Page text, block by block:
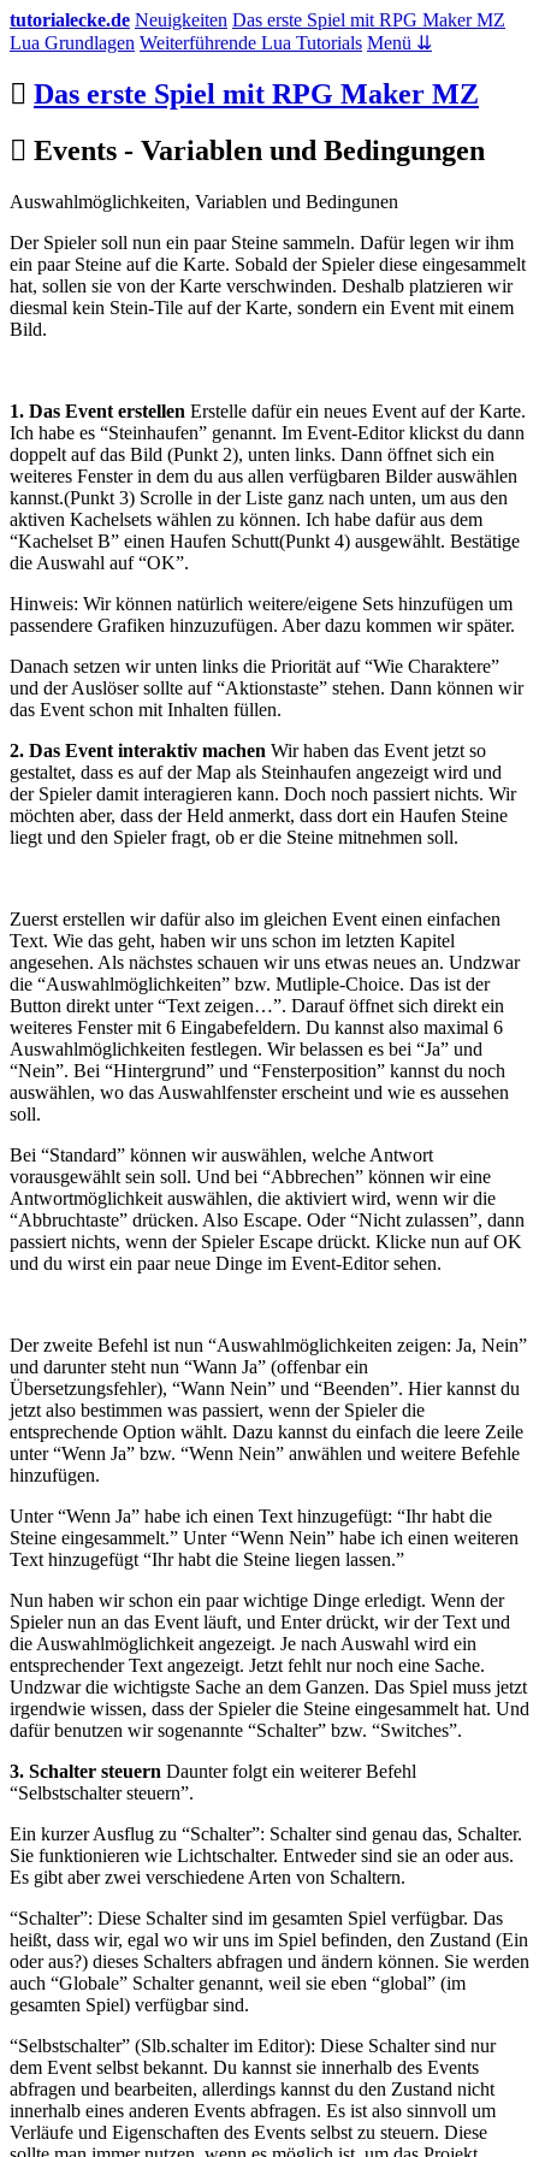
tutorialecke.de Neuigkeiten Das erste Spiel mit RPG Maker MZ
Lua Grundlagen Weiterführende Lua Tutorials Menü ⇊
Das erste Spiel mit RPG Maker MZ
Events - Variablen und Bedingungen
Auswahlmöglichkeiten, Variablen und Bedingunen
Der Spieler soll nun ein paar Steine sammeln. Dafür legen wir ihm
ein paar Steine auf die Karte. Sobald der Spieler diese eingesammelt
hat, sollen sie von der Karte verschwinden. Deshalb platzieren wir
diesmal kein Stein-Tile auf der Karte, sondern ein Event mit einem
Bild.
1. Das Event erstellen Erstelle dafür ein neues Event auf der Karte.
Ich habe es “Steinhaufen” genannt. Im Event-Editor klickst du dann
doppelt auf das Bild (Punkt 2), unten links. Dann öffnet sich ein
weiteres Fenster in dem du aus allen verfügbaren Bilder auswählen
kannst.(Punkt 3) Scrolle in der Liste ganz nach unten, um aus den
aktiven Kachelsets wählen zu können. Ich habe dafür aus dem
“Kachelset B” einen Haufen Schutt(Punkt 4) ausgewählt. Bestätige
die Auswahl auf “OK”.
Hinweis: Wir können natürlich weitere/eigene Sets hinzufügen um
passendere Grafiken hinzuzufügen. Aber dazu kommen wir später.
Danach setzen wir unten links die Priorität auf “Wie Charaktere”
und der Auslöser sollte auf “Aktionstaste” stehen. Dann können wir
das Event schon mit Inhalten füllen.
2. Das Event interaktiv machen Wir haben das Event jetzt so
gestaltet, dass es auf der Map als Steinhaufen angezeigt wird und
der Spieler damit interagieren kann. Doch noch passiert nichts. Wir
möchten aber, dass der Held anmerkt, dass dort ein Haufen Steine
liegt und den Spieler fragt, ob er die Steine mitnehmen soll.
Zuerst erstellen wir dafür also im gleichen Event einen einfachen
Text. Wie das geht, haben wir uns schon im letzten Kapitel
angesehen. Als nächstes schauen wir uns etwas neues an. Undzwar
die “Auswahlmöglichkeiten” bzw. Mutliple-Choice. Das ist der
Button direkt unter “Text zeigen…”. Darauf öffnet sich direkt ein
weiteres Fenster mit 6 Eingabefeldern. Du kannst also maximal 6
Auswahlmöglichkeiten festlegen. Wir belassen es bei “Ja” und
“Nein”. Bei “Hintergrund” und “Fensterposition” kannst du noch
auswählen, wo das Auswahlfenster erscheint und wie es aussehen
soll.
Bei “Standard” können wir auswählen, welche Antwort
vorausgewählt sein soll. Und bei “Abbrechen” können wir eine
Antwortmöglichkeit auswählen, die aktiviert wird, wenn wir die
“Abbruchtaste” drücken. Also Escape. Oder “Nicht zulassen”, dann
passiert nichts, wenn der Spieler Escape drückt. Klicke nun auf OK
und du wirst ein paar neue Dinge im Event-Editor sehen.
Der zweite Befehl ist nun “Auswahlmöglichkeiten zeigen: Ja, Nein”
und darunter steht nun “Wann Ja” (offenbar ein
Übersetzungsfehler), “Wann Nein” und “Beenden”. Hier kannst du
jetzt also bestimmen was passiert, wenn der Spieler die
entsprechende Option wählt. Dazu kannst du einfach die leere Zeile
unter “Wenn Ja” bzw. “Wenn Nein” anwählen und weitere Befehle
hinzufügen.
Unter “Wenn Ja” habe ich einen Text hinzugefügt: “Ihr habt die
Steine eingesammelt.” Unter “Wenn Nein” habe ich einen weiteren
Text hinzugefügt “Ihr habt die Steine liegen lassen.”
Nun haben wir schon ein paar wichtige Dinge erledigt. Wenn der
Spieler nun an das Event läuft, und Enter drückt, wir der Text und
die Auswahlmöglichkeit angezeigt. Je nach Auswahl wird ein
entsprechender Text angezeigt. Jetzt fehlt nur noch eine Sache.
Undzwar die wichtigste Sache an dem Ganzen. Das Spiel muss jetzt
irgendwie wissen, dass der Spieler die Steine eingesammelt hat. Und
dafür benutzen wir sogenannte “Schalter” bzw. “Switches”.
3. Schalter steuern Daunter folgt ein weiterer Befehl
“Selbstschalter steuern”.
Ein kurzer Ausflug zu “Schalter”: Schalter sind genau das, Schalter.
Sie funktionieren wie Lichtschalter. Entweder sind sie an oder aus.
Es gibt aber zwei verschiedene Arten von Schaltern.
“Schalter”: Diese Schalter sind im gesamten Spiel verfügbar. Das
heißt, dass wir, egal wo wir uns im Spiel befinden, den Zustand (Ein
oder aus?) dieses Schalters abfragen und ändern können. Sie werden
auch “Globale” Schalter genannt, weil sie eben “global” (im
gesamten Spiel) verfügbar sind.
“Selbstschalter” (Slb.schalter im Editor): Diese Schalter sind nur
dem Event selbst bekannt. Du kannst sie innerhalb des Events
abfragen und bearbeiten, allerdings kannst du den Zustand nicht
innerhalb eines anderen Events abfragen. Es ist also sinnvoll um
Verläufe und Eigenschaften des Events selbst zu steuern. Diese